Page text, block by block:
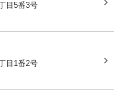
目5番3号
目1番2号